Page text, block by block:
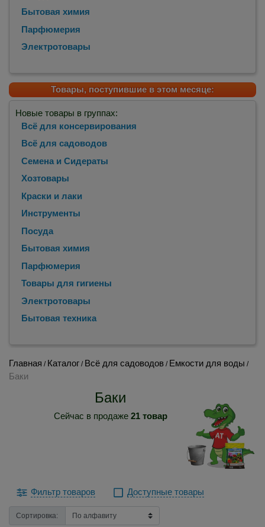
Бытовая химия
Парфюмерия
Электротовары
Товары, поступившие в этом месяце:
Новые товары в группах:
Всё для консервирования
Всё для садоводов
Семена и Сидераты
Хозтовары
Краски и лаки
Инструменты
Посуда
Бытовая химия
Парфюмерия
Товары для гигиены
Электротовары
Бытовая техника
Главная / Каталог / Всё для садоводов / Емкости для воды /
Баки
Баки
Сейчас в продаже 21 товар
Фильтр товаров Доступные товары
Сортировка: